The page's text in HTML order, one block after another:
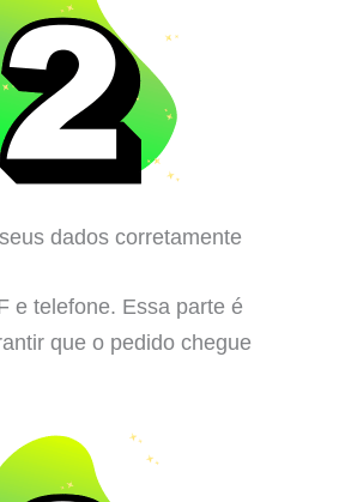
dados corretamente
e telefone. Essa parte é
que o pedido chegue